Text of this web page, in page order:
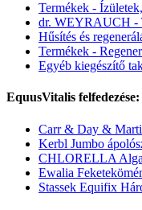
Termékek -
dr. WEYRAUCH -
Hűsítés és
Termékek -
Egyéb kiegészítő
EquusVitalis felfedezése:
Carr & Day &
Kerbl Jumbo
CHLORELLA
Ewalia
Stassek Equifix